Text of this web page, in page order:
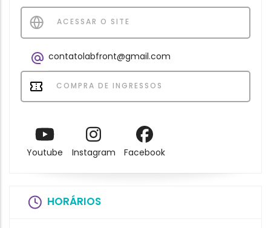
ACESSAR O SITE
contatolabfront@gmail.com
COMPRA DE INGRESSOS
Youtube Instagram Facebook
HORÁRIOS